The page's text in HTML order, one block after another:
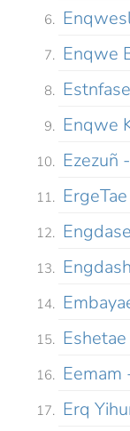
Enqwe
Enqwe
Ezezuñ
Erq